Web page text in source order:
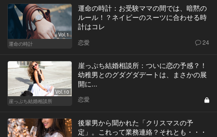
Vol.1
運命の時計
運命の時計：お受験ママの間では、暗黙の
ルール！？ネイビーのスーツに合わせる時
計はコレ
恋愛 24
Vol.10
崖っぷち結婚相談所
崖っぷち結婚相談所：ついに恋の予感？！
幼稚男とのグダグダデートは、まさかの展
開に...
恋愛
後輩男から聞かれた「クリスマスの予
定」。これって業務連絡？それとも・・・